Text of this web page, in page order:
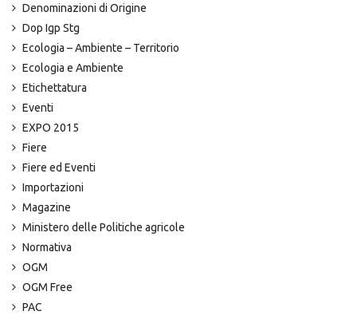
Denominazioni di Origine
Dop Igp Stg
Ecologia – Ambiente – Territorio
Ecologia e Ambiente
Etichettatura
Eventi
EXPO 2015
Fiere
Fiere ed Eventi
Importazioni
Magazine
Ministero delle Politiche agricole
Normativa
OGM
OGM Free
PAC